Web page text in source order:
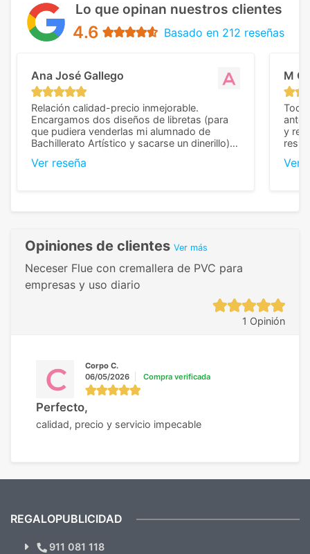
Lo que opinan nuestros clientes
4.6 Basado en 212 reseñas
Ana José Gallego
Relación calidad-precio inmejorable.
Encargamos dos diseños de libretas (para
que pudiera venderlas mi alumnado de
Bachillerato Artístico y sacarse un dinerillo) y
diferencia, con libretas de muy buena calidad
previsualizarlas (las adjunto) y llegaron tal
cual, sin el menor problema. Totalmente
Ver reseña
M C
Todo
y
Ver
Opiniones de clientes Ver más
Neceser Flue con cremallera de PVC para
empresas y uso diario
1 Opinión
Corpo C.
06/05/2026
Compra verificada
Perfecto,
calidad, precio y servicio impecable
¿Quieres ver nuestras últimas
Novedades y Ofertas?
REGALOPUBLICIDAD
911 081 118